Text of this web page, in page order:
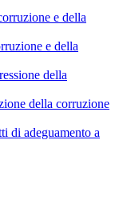
e della
e della
della
della corruzione
di adeguamento a